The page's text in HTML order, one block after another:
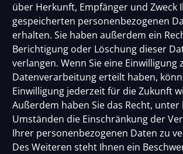
über Herkunft, Empfänger und Zweck
gespeicherten personenbezogenen
erhalten. Sie haben außerdem ein
Berichtigung oder Löschung dieser
verlangen. Wenn Sie eine Einwilligung
Datenverarbeitung erteilt haben,
Einwilligung jederzeit für die Zukunft
Außerdem haben Sie das Recht,
Umständen die Einschränkung der
Ihrer personenbezogenen Daten zu
Des Weiteren steht Ihnen ein